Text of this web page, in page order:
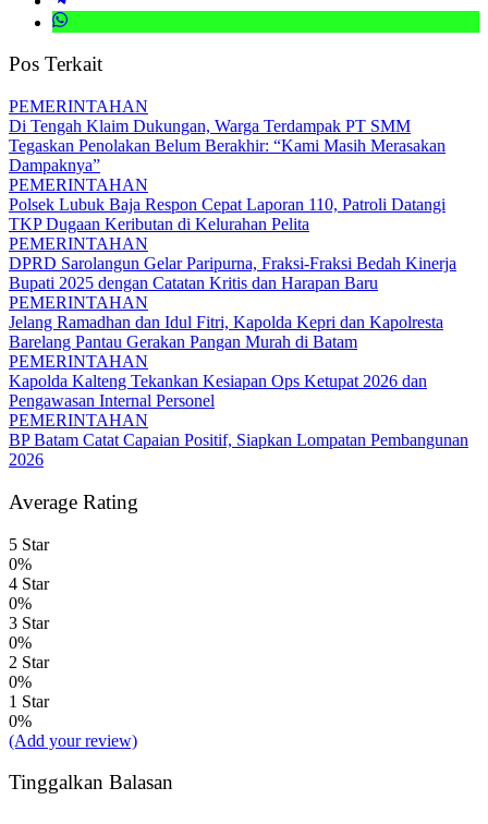
Pos Terkait
PEMERINTAHAN
Di Tengah Klaim Dukungan, Warga Terdampak PT SMM
Tegaskan Penolakan Belum Berakhir: “Kami Masih Merasakan
Dampaknya”
PEMERINTAHAN
Polsek Lubuk Baja Respon Cepat Laporan 110, Patroli Datangi
TKP Dugaan Keributan di Kelurahan Pelita
PEMERINTAHAN
DPRD Sarolangun Gelar Paripurna, Fraksi-Fraksi Bedah Kinerja
Bupati 2025 dengan Catatan Kritis dan Harapan Baru
PEMERINTAHAN
Jelang Ramadhan dan Idul Fitri, Kapolda Kepri dan Kapolresta
Barelang Pantau Gerakan Pangan Murah di Batam
PEMERINTAHAN
Kapolda Kalteng Tekankan Kesiapan Ops Ketupat 2026 dan
Pengawasan Internal Personel
PEMERINTAHAN
BP Batam Catat Capaian Positif, Siapkan Lompatan Pembangunan
2026
Average Rating
5 Star
0%
4 Star
0%
3 Star
0%
2 Star
0%
1 Star
0%
(Add your review)
Tinggalkan Balasan